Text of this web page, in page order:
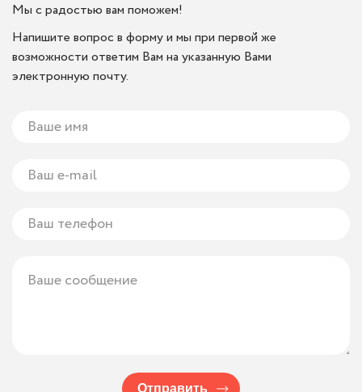
Мы с радостью вам поможем!
Напишите вопрос в форму и мы при первой же
возможности ответим Вам на указанную Вами
электронную почту.